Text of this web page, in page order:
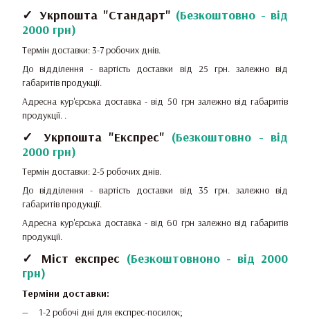
✓ Укрпошта "Стандарт" (Безкоштовно - від
2000 грн)
Термін доставки: 3-7 робочих днів.
До відділення - вартість доставки від 25 грн. залежно від
габаритів продукції.
Адресна кур'єрська доставка - від 50 грн залежно від габаритів
продукції. .
✓ Укрпошта "Експрес" (Безкоштовно - від
2000 грн)
Термін доставки: 2-5 робочих днів.
До відділення - вартість доставки від 35 грн. залежно від
габаритів продукції.
Адресна кур'єрська доставка - від 60 грн залежно від габаритів
продукції.
✓ Міст експрес (Безкоштовноно - від 2000
грн)
Терміни доставки:
1-2 робочі дні для експрес-посилок;